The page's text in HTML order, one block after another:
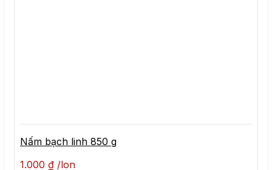
Nấm bạch linh 850 g
1.000 ₫ lon